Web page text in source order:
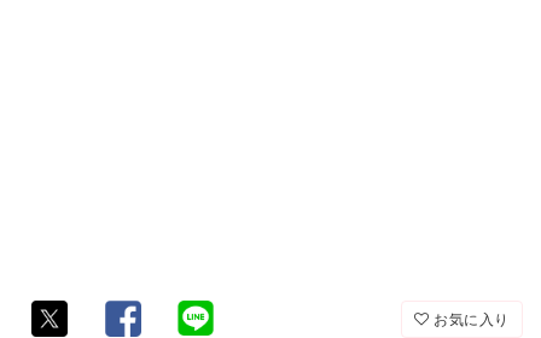
お気に入り